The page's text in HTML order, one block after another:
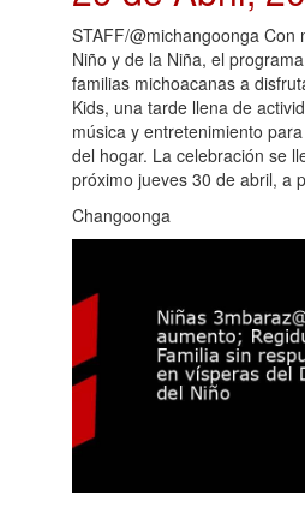
STAFF/@michangoonga Con
Niño y de la Niña, el
familias michoacanas a
Kids, una tarde llena de
música y entretenimiento
del hogar. La celebración se
próximo jueves 30 de abril, a
Changoonga